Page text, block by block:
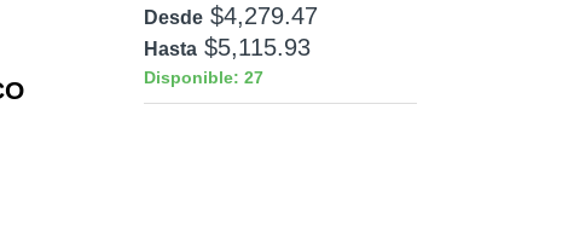
Desde $4,279.47
Hasta $5,115.93
Disponible: 27